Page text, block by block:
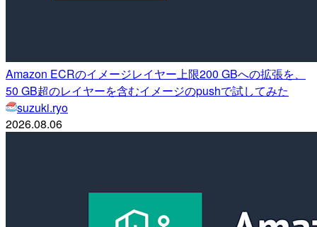
Amazon ECRのイメージレイヤー上限200 GBへの拡張を、
50 GB超のレイヤーを含むイメージのpushで試してみた
suzuki.ryo
2026.08.06